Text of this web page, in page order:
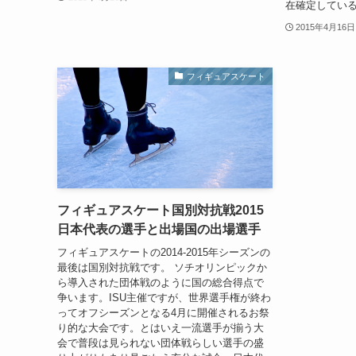
在確定してい
2015年4月16日
フィギュアスケート
フィギュアスケート国別対抗戦2015
日本代表の選手と出場国の出場選手
フィギュアスケートの2014-2015年シーズンの
最後は国別対抗戦です。 ソチオリンピックか
ら導入された団体戦のように国の総合得点で
争います。ISU主催ですが、世界選手権が終わ
ってオフシーズンとなる4月に開催されるお祭
り的な大会です。とはいえ一流選手が揃う大
会で普段は見られない団体戦らしい選手の盛